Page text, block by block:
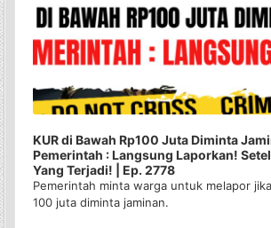
KUR di Bawah Rp100 Juta Diminta
Pemerintah : Langsung Laporkan!
Yang Terjadi! | Ep. 2778
Pemerintah minta warga untuk melapor
100 juta diminta jaminan.